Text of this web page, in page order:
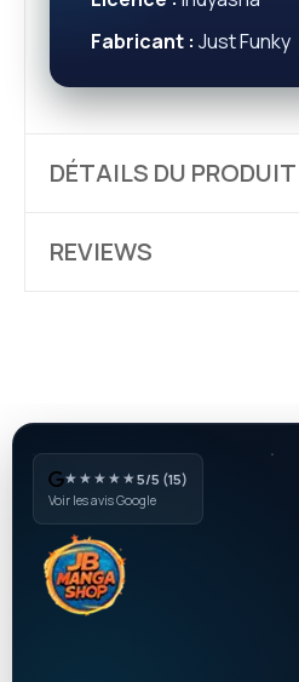
Fabricant : Just Funky
DÉTAILS DU PRODUIT
REVIEWS
★★★★★5/5 (15)
Voir les avis Google